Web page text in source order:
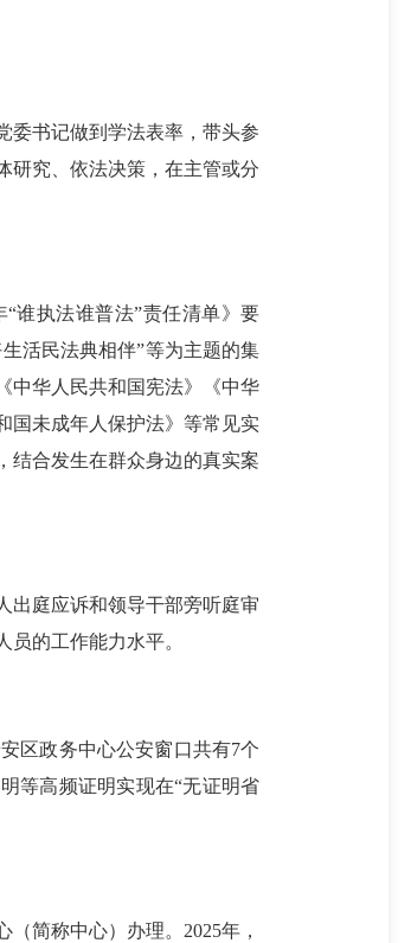
书记做到学法表率，带头参
研究、依法决策，在主管或分
谁执法谁普法”责任清单》要
活民法典相伴”等为主题的集
中华人民共和国宪法》《中华
国未成年人保护法》等常见实
结合发生在群众身边的真实案
庭应诉和领导干部旁听庭审
的工作能力水平。
区政务中心公安窗口共有7个
等高频证明实现在“无证明省
简称中心）办理。2025年，